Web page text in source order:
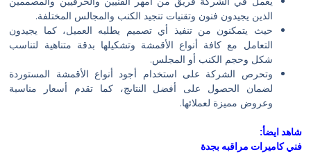
الذين يجيدون فنون وتقنيات تنجيد الكنب والمجالس المختلفة.
حيث يتمكنون من تنفيذ أي تصميم يطلبه العميل، كما يجيدون
التعامل مع كافة أنواع الأقمشة وتشكيلها بدقة متناهية لتناسب
شكل وحجم الكنب أو المجلس.
وتحرص الشركة على استخدام أجود أنواع الأقمشة المستوردة
لضمان الحصول على أفضل النتاىج، كما تقدم أسعار مناسبة
وعروض مميزة لعملائها.
شاهد ايضأ:
فني كاميرات مراقبه بجدة